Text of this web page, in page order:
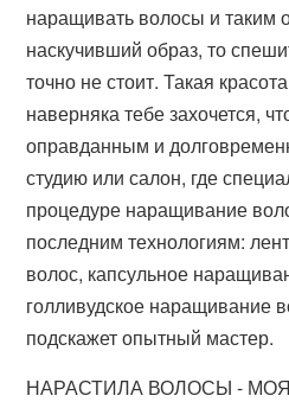
наращивать волосы и таким
наскучивший образ, то
точно не стоит. Такая
наверняка тебе захочется,
оправданным и
студию или салон, где
процедуре наращивание
последним технологиям:
волос, капсульное
голливудское наращивание
подскажет опытный мастер.
НАРАСТИЛА ВОЛОСЫ -